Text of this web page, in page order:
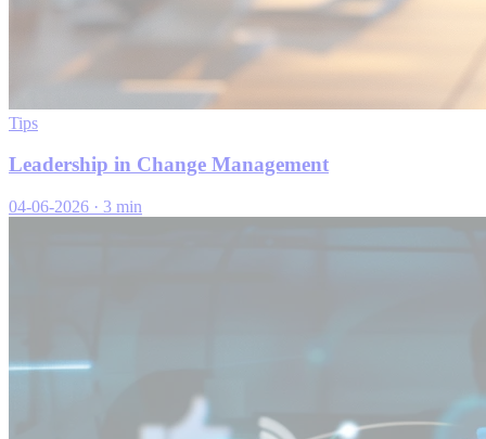
Tips
Leadership in Change Management
04-06-2026 · 3 min